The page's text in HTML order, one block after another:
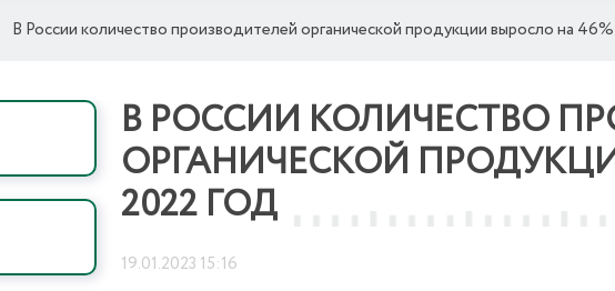
В России количество производителей органической продукции выросло на
В РОССИИ КОЛИЧЕСТВО
ОРГАНИЧЕСКОЙ
2022 ГОД
19.01.2023 15:16